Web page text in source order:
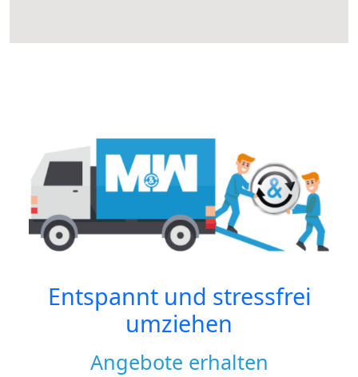
Entspannt und stressfrei
umziehen
Angebote erhalten